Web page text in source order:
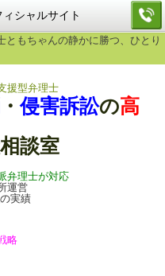
シャルサイト
もちゃんの静かに勝つ、ひとり
援型弁理士
・侵害訴訟の高
談室
弁理士が対応
運営
の実績
略